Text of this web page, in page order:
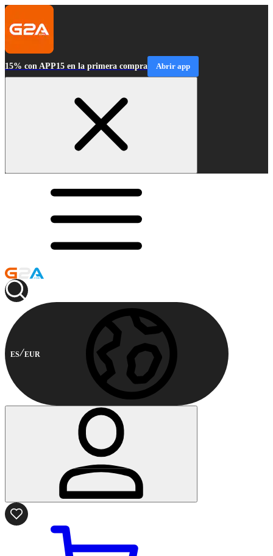
15% con APP15 en la primera compra Abrir app
ES EUR